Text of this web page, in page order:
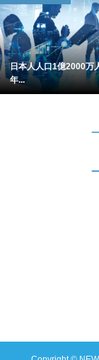
日本人人口1億2000
年...